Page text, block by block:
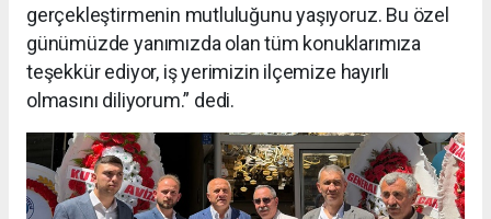
gerçekleştirmenin mutluluğunu yaşıyoruz. Bu özel
günümüzde yanımızda olan tüm konuklarımıza
teşekkür ediyor, iş yerimizin ilçemize hayırlı
olmasını diliyorum.” dedi.